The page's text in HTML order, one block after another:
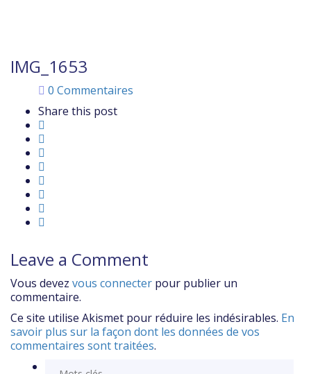
IMG_1653
0 Commentaires
Share this post
Leave a Comment
Vous devez vous connecter pour publier un
commentaire.
Ce site utilise Akismet pour réduire les indésirables. En
savoir plus sur la façon dont les données de vos
commentaires sont traitées.